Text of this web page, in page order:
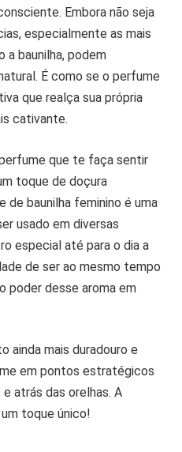
Embora não seja
especialmente as mais
a baunilha, podem
É como se o perfume
que realça sua própria
cativante.
que te faça sentir
toque de doçura
de baunilha feminino é uma
usado em diversas
especial até para o dia a
de ser ao mesmo tempo
poder desse aroma em
ainda mais duradouro e
em pontos estratégicos
atrás das orelhas. A
um toque único!